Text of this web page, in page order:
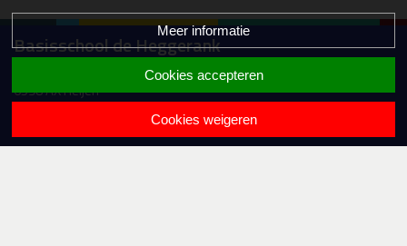
Basisschool de Heggerank
6598 AX Heijen
0485-512053
info.heggerank@lijn83po.nl
Meer informatie
Cookies accepteren
Cookies weigeren